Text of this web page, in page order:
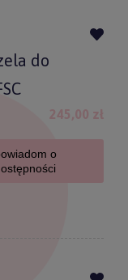
do
245,00 zł
o